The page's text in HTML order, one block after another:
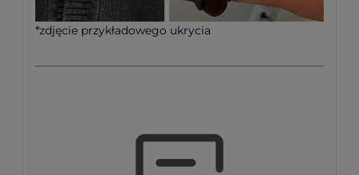
*zdjęcie przykładowego ukrycia